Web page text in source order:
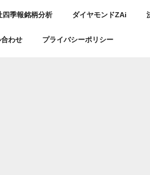
四季報銘柄分析 ダイヤモンドZAi
わせ プライバシーポリシー